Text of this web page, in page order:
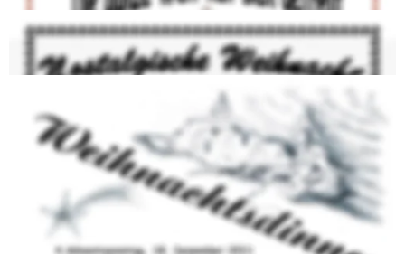
2011 - Weihnachtsdinner
2012 - Kein Weihnachtskonzert wegen Renovierung der
Pfarrkirche. Wir haben am 4. Adventssonntag nach dem
Gottesdienst verschiedene Advents- und Weihnachtslieder
2013 - Kleines Licht aus Bethlehem